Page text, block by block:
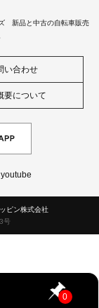
0
新品と中古の自転車販売
い合わせ
要について
youtube
ピン株式会社
号